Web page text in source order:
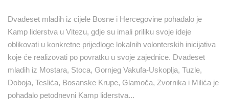
Dvadeset mladih iz cijele Bosne i Hercegovine pohađalo je
Kamp liderstva u Vitezu, gdje su imali priliku svoje ideje
oblikovati u konkretne prijedloge lokalnih volonterskih inicijativa
koje će realizovati po povratku u svoje zajednice. Dvadeset
mladih iz Mostara, Stoca, Gornjeg Vakufa-Uskoplja, Tuzle,
Doboja, Teslića, Bosanske Krupe, Glamoča, Zvornika i Milića je
pohađalo petodnevni Kamp liderstva...